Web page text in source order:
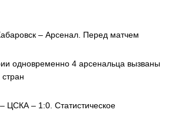
– Арсенал. Перед матчем
одновременно 4 арсенальца вызваны
ЦСКА – 1:0. Статистическое